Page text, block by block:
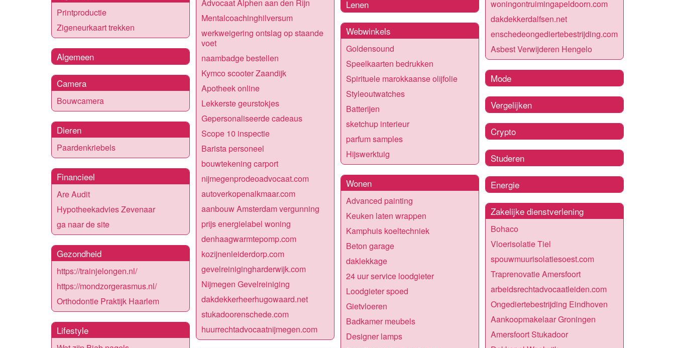
Printproductie
Zigeneurkaart trekken
Algemeen
Camera
Bouwcamera
Dieren
Paardenkriebels
Financieel
Are Audit
Hypotheekadvies Zevenaar
ga naar de site
Gezondheid
https://trainjelongen.nl/
https://mondzorgerasmus.nl/
Orthodontie Praktijk Haarlem
Lifestyle
Advocaat Alphen aan den Rijn
Mentalcoachinghilversum
werkweigering ontslag op staande
voet
naambadge bestellen
Kymco scooter Zaandijk
Apotheek online
Lekkerste geurstokjes
Gepersonaliseerde cadeaus
Scope 10 inspectie
Barista personeel
bouwtekening carport
nijmegenprodeoadvocaat.com
autoverkopenalkmaar.com
aanbouw Amsterdam vergunning
prijs energielabel woning
denhaagwarmtepomp.com
kozijnenleiderdorp.com
gevelreinigingharderwijk.com
Nijmegen Gevelreiniging
dakdekkerheerhugowaard.net
stukadoorenschede.com
huurrechtadvocaatnijmegen.com
Lenen
Webwinkels
Goldensound
Speelkaarten bedrukken
Spirituele marokkaanse olijfolie
Styleoutwatches
Batterijen
sketchup interieur
parfum samples
Hijswerktuig
Wonen
Advanced painting
Keuken laten wrappen
Kamphuis koeltechniek
Beton garage
daklekkage
24 uur service loodgieter
Loodgieter spoed
Gietvloeren
Badkamer meubels
Designer lamps
woningontruimingapeldoorn.com
dakdekkerdalfsen.net
enschedeongediertebestrijding.com
Asbest Verwijderen Hengelo
Mode
Vergelijken
Crypto
Studeren
Energie
Zakelijke dienstverlening
Bohaco
Vloerisolatie Tiel
spouwmuurisolatiesoest.com
Traprenovatie Amersfoort
arbeidsrechtadvocaatleiden.com
Ongediertebestrijding Eindhoven
Aankoopmakelaar Groningen
Amersfoort Stukadoor